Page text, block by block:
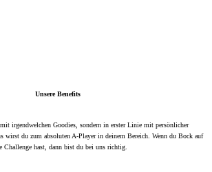
Unsere Benefits
irgendwelchen Goodies, sondern in erster Linie mit persönlicher
wirst du zum absoluten A-Player in deinem Bereich. Wenn du Bock auf
Challenge hast, dann bist du bei uns richtig.